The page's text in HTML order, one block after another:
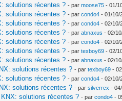
solutions récentes ? - parmoose75 - 01/
solutions récentes ? - parcondo4 - 01/10/
solutions récentes ? - parcondo4 - 02/10/
solutions récentes ? - parabnaxus - 02/
solutions récentes ? - parcondo4 - 02/10/
solutions récentes ? - partexboy69 - 02/
solutions récentes ? - parabnaxus - 02/
solutions récentes ? - partexboy69 -
solutions récentes ? - parcondo4 - 02/10/
solutions récentes ? - parsilverrcx -
solutions récentes ? - parcondo4 -